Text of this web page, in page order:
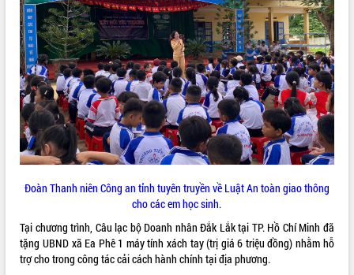
Đoàn Thanh niên Công an tỉnh tuyên truyền về Luật An toàn giao thông
cho các em học sinh.
Tại chương trình, Câu lạc bộ Doanh nhân Đắk Lắk tại TP. Hồ Chí Minh đã
tặng UBND xã Ea Phê 1 máy tính xách tay (trị giá 6 triệu đồng) nhằm hỗ
trợ cho trong công tác cải cách hành chính tại địa phương.